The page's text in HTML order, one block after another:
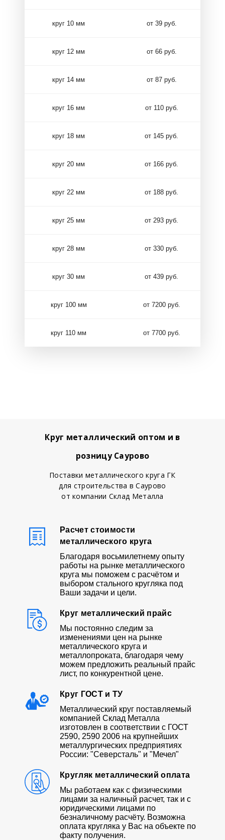
круг 10 мм от 39 руб.
круг 12 мм от 66 руб.
круг 14 мм от 87 руб.
круг 16 мм от 110 руб.
круг 18 мм от 145 руб.
круг 20 мм от 166 руб.
круг 22 мм от 188 руб.
круг 25 мм от 293 руб.
круг 28 мм от 330 руб.
круг 30 мм от 439 руб.
круг 100 мм от 7200 руб.
круг 110 мм от 7700 руб.
Круг металлический оптом и в
розницу Саурово
Поставки металлического круга ГК
для строительства в Саурово
от компании Склад Металла
Расчет стоимости
металлического круга
Благодаря восьмилетнему опыту
работы на рынке металлического
круга мы поможем с расчётом и
выбором стального кругляка под
Ваши задачи и цели.
Круг металлический прайс
Мы постоянно следим за
изменениями цен на рынке
металлического круга и
металлопроката, благодаря чему
можем предложить реальный прайс
лист, по конкурентной цене.
Круг ГОСТ и ТУ
Металлический круг поставляемый
компанией Склад Металла
изготовлен в соответствии с ГОСТ
2590, 2590 2006 на крупнейших
металлургических предприятиях
России: "Северсталь" и "Мечел"
Кругляк металлический оплата
Мы работаем как с физическими
лицами за наличный расчет, так и с
юридическими лицами по
безналичному расчёту. Возможна
оплата кругляка у Вас на объекте по
факту получения.